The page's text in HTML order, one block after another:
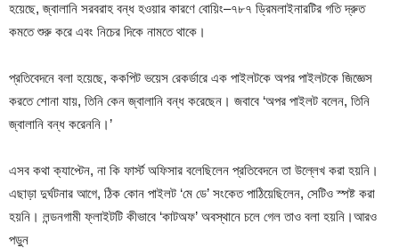
হয়েছে, জ্বালানি সরবরাহ বন্ধ হওয়ার কারণে বোয়িং–৭৮৭ ড্রিমলাইনারটির গতি দ্রুত
কমতে শুরু করে এবং নিচের দিকে নামতে থাকে।
প্রতিবেদনে বলা হয়েছে, ককপিট ভয়েস রেকর্ডারে এক পাইলটকে অপর পাইলটকে জিজ্ঞেস
করতে শোনা যায়, তিনি কেন জ্বালানি বন্ধ করেছেন। জবাবে ‘অপর পাইলট বলেন, তিনি
জ্বালানি বন্ধ করেননি।’
এসব কথা ক্যাপ্টেন, না কি ফার্স্ট অফিসার বলেছিলেন প্রতিবেদনে তা উল্লেখ করা হয়নি।
এছাড়া দুর্ঘটনার আগে, ঠিক কোন পাইলট ‘মে ডে’ সংকেত পাঠিয়েছিলেন, সেটিও স্পষ্ট করা
হয়নি। লন্ডনগামী ফ্লাইটটি কীভাবে ‘কাটঅফ’ অবস্থানে চলে গেল তাও বলা হয়নি।আরও
পড়ুন